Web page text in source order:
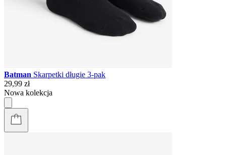
Batman Skarpetki długie 3-pak
29,99 zł
Nowa kolekcja